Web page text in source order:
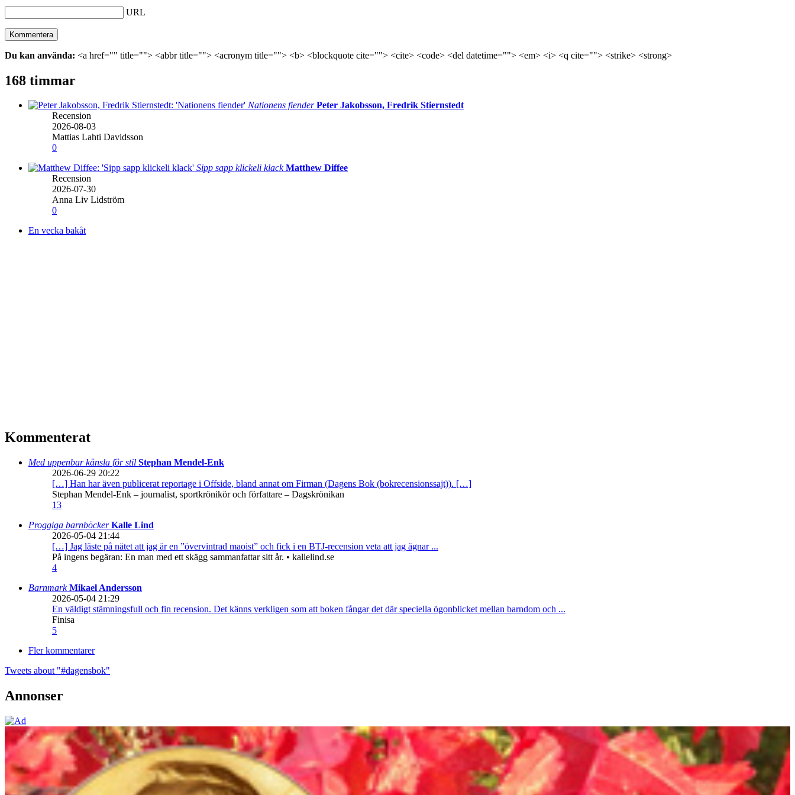
URL
Du kan använda: <a href="" title=""> <abbr title=""> <acronym title=""> <b> <blockquote cite=""> <cite> <code> <del datetime=""> <em> <i> <q cite=""> <strike> <strong>
168 timmar
Nationens fiender Peter Jakobsson, Fredrik Stiernstedt
Recension
2026-08-03
Mattias Lahti Davidsson
0
Sipp sapp klickeli klack Matthew Diffee
Recension
2026-07-30
Anna Liv Lidström
0
En vecka bakåt
Kommenterat
Med uppenbar känsla för stil Stephan Mendel-Enk
2026-06-29 20:22
[…] Han har även publicerat reportage i Offside, bland annat om Firman (Dagens Bok (bokrecensionssajt)). […]
Stephan Mendel-Enk – journalist, sportkrönikör och författare – Dagskrönikan
13
Proggiga barnböckerKalle Lind
2026-05-04 21:44
[…] Jag läste på nätet att jag är en ”övervintrad maoist” och fick i en BTJ-recension veta att jag ägnar ...
På ingens begäran: En man med ett skägg sammanfattar sitt år. • kallelind.se
4
BarnmarkMikael Andersson
2026-05-04 21:29
En väldigt stämningsfull och fin recension. Det känns verkligen som att boken fångar det där speciella ögonblicket mellan barndom och ...
Finisa
5
Fler kommentarer
Tweets about "#dagensbok"
Annonser